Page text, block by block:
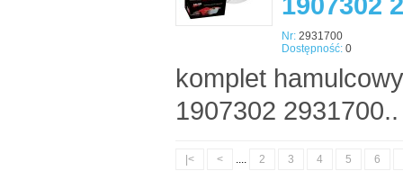
Nr: 2931700
Dostępność: 0
komplet
1907302 2931700..
|< < .... 2 3 4 5 6